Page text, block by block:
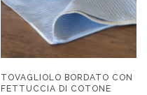
TOVAGLIOLO BORDATO CON
FETTUCCIA DI COTONE